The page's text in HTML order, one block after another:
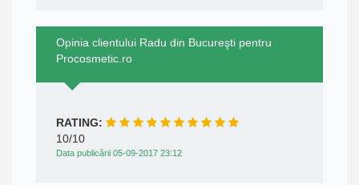
Opinia clientului Radu din Bucureşti pentru
Procosmetic.ro
RATING:
10/10
Data publicării 05-09-2017 23:12